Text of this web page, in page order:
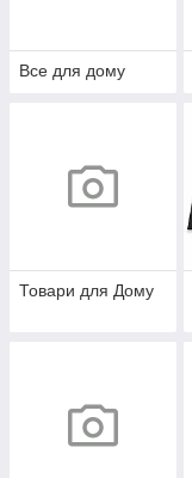
Все для дому
Товари для Дому